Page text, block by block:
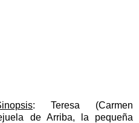
: Teresa (Carmen
de Arriba, la pequeña